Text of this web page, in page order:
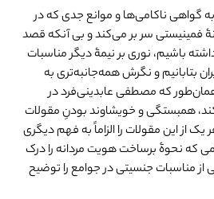
گواهی ناکامی‌ها و موانع جدی که در
فمینیستی سر بر می‌کند و بی‌ آنکه قصد
باشیم، نوری بر نیمۀ دیگر مناسبات
بتابانیم و نگرش همه‌جانبه‌تری به
که مصطفی عابدینی‌فرد در
همبستگی و خویشاوند بودنِ مقولات
از این مقولات را الزاماً به فهم دیگری
که نحوۀ برساخت هویت مردانه را درک
مناسبات جنسیتی در جوامع را توضیح